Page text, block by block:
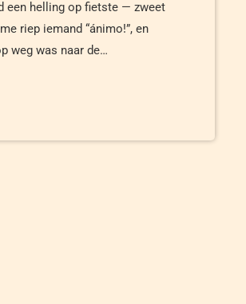
een helling op fietste — zweet
riep iemand “ánimo!”, en
weg was naar de
apart. Niet alleen sportief,